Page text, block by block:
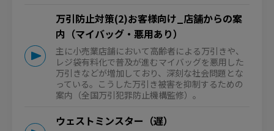
万引防止対策(2)お客様向け_店舗からの案
内（マイバッグ・悪用あり）
主に小売業店舗において高齢者による万引きや、
レジ袋有料化で普及が進むマイバッグを悪用した
万引きなどが増加しており、深刻な社会問題とな
っている。こうした万引き被害を抑制するための
案内（全国万引犯罪防止機構監修）。
ウェストミンスター（遅）